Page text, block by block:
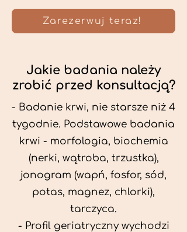
Zarezerwuj teraz!
Jakie badania należy
zrobić przed konsultacją?
- Badanie krwi, nie starsze niż 4
tygodnie. Podstawowe badania
krwi - morfologia, biochemia
(nerki, wątroba, trzustka),
jonogram (wapń, fosfor, sód,
potas, magnez, chlorki),
tarczyca.
- Profil geriatryczny wychodzi